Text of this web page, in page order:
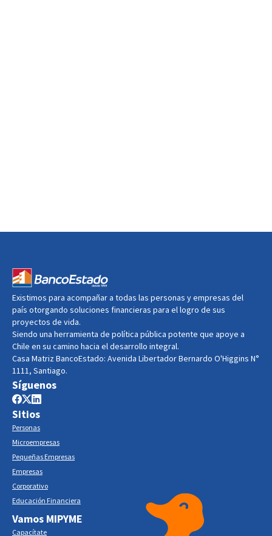
Existimos para acompañar a todas las personas y empresas del
país otorgando soluciones financieras para el logro de sus
proyectos de vida.
Siendo una herramienta de política pública potente que apoye a
Chile en su camino hacia el desarrollo integral.
Casa Matriz BancoEstado: Avenida Libertador Bernardo O'Higgins N°
1111, Santiago.
Síguenos
Sitios
Personas
Microempresas
Pequeñas Empresas
Empresas
Corporativo
Educación Financiera
Vamos MIPYME
Capacítate